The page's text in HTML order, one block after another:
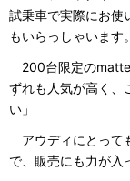
試乗車で実際にお使
もいらっしゃいます。
200台限定の
ずれも人気が高く、
い」
アウディにとって
で、販売にも力が入